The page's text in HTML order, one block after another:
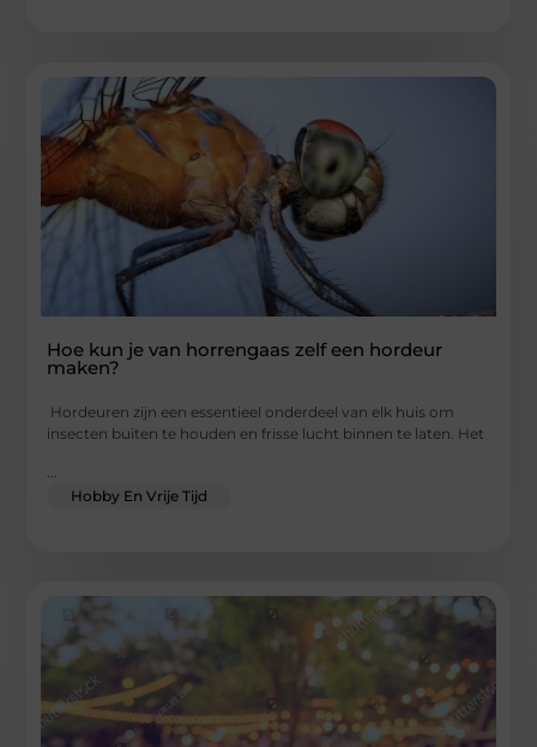
Hoe kun je van horrengaas zelf een hordeur
maken?
Hordeuren zijn een essentieel onderdeel van elk huis om
insecten buiten te houden en frisse lucht binnen te laten. Het
...
Hobby En Vrije Tijd